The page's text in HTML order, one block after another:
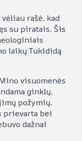
rašė, kad
su piratais. Šis
laikų Tukididą
visuomenės
ginklų,
požymių.
prievarta bei
dažnai